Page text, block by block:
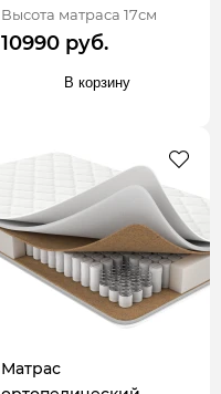
Высота матраса 17см
10990 руб.
В корзину
Матрас